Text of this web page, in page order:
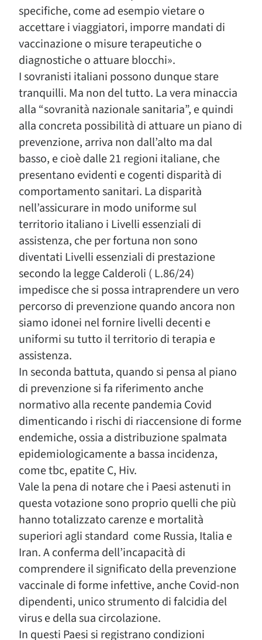
specifiche, come ad esempio vietare o
accettare i viaggiatori, imporre mandati di
vaccinazione o misure terapeutiche o
diagnostiche o attuare blocchi».
I sovranisti italiani possono dunque stare
tranquilli. Ma non del tutto. La vera minaccia
alla “sovranità nazionale sanitaria”, e quindi
alla concreta possibilità di attuare un piano di
prevenzione, arriva non dall’alto ma dal
basso, e cioè dalle 21 regioni italiane, che
presentano evidenti e cogenti disparità di
comportamento sanitari. La disparità
nell’assicurare in modo uniforme sul
territorio italiano i Livelli essenziali di
assistenza, che per fortuna non sono
diventati Livelli essenziali di prestazione
secondo la legge Calderoli ( L.86/24)
impedisce che si possa intraprendere un vero
percorso di prevenzione quando ancora non
siamo idonei nel fornire livelli decenti e
uniformi su tutto il territorio di terapia e
assistenza.
In seconda battuta, quando si pensa al piano
di prevenzione si fa riferimento anche
normativo alla recente pandemia Covid
dimenticando i rischi di riaccensione di forme
endemiche, ossia a distribuzione spalmata
epidemiologicamente a bassa incidenza,
come tbc, epatite C, Hiv.
Vale la pena di notare che i Paesi astenuti in
questa votazione sono proprio quelli che più
hanno totalizzato carenze e mortalità
superiori agli standard come Russia, Italia e
Iran. A conferma dell’incapacità di
comprendere il significato della prevenzione
vaccinale di forme infettive, anche Covid-non
dipendenti, unico strumento di falcidia del
virus e della sua circolazione.
In questi Paesi si registrano condizioni